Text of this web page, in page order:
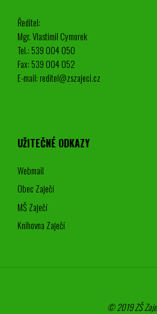
Ředitel:
Mgr. Vlastimil Cymorek
Tel.: 539 004 050
Fax: 539 004 052
E-mail: reditel@zszajeci.cz
UŽITEČNÉ ODKAZY
Webmail
Obec Zaječí
MŠ Zaječí
Knihovna Zaječí
© 2019 ZŠ